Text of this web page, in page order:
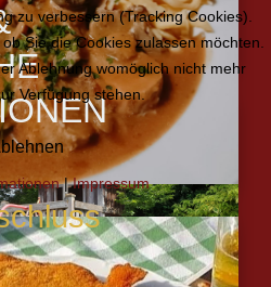
zu verbessern (Tracking Cookies).
Sie die Cookies zulassen möchten.
Ablehnung womöglich nicht mehr
Verfügung stehen.
|Impressum